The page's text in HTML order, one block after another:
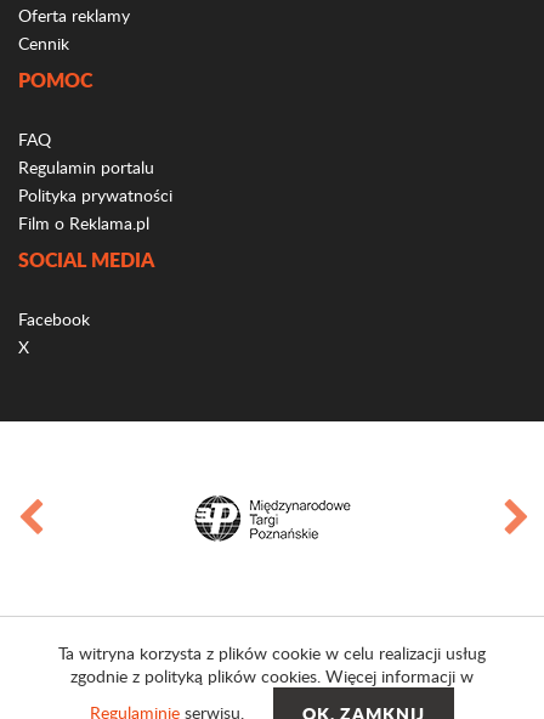
Oferta reklamy
Cennik
POMOC
FAQ
Regulamin portalu
Polityka prywatności
Film o Reklama.pl
SOCIAL MEDIA
Facebook
X
Ta witryna korzysta z plików cookie w celu realizacji usług
zgodnie z polityką plików cookies. Więcej informacji w
Regulaminie serwisu.